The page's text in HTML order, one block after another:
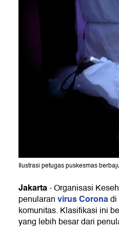
Ilustrasi petugas puskesmas
Jakarta-Organisasi
penularanvirus Coronadi
komunitas. Klasifikasi ini
yang lebih besar dari